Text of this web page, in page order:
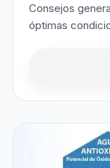
Consejos
óptimas